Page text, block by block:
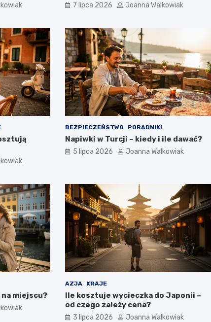
7 lipca 2026 Joanna Walkowiak
BEZPIECZEŃSTWO PORADNIKI
Napiwki w Turcji – kiedy i ile dawać?
5 lipca 2026 Joanna Walkowiak
na miejscu?
AZJA KRAJE
Ile kosztuje wycieczka do Japonii –
od czego zależy cena?
3 lipca 2026 Joanna Walkowiak